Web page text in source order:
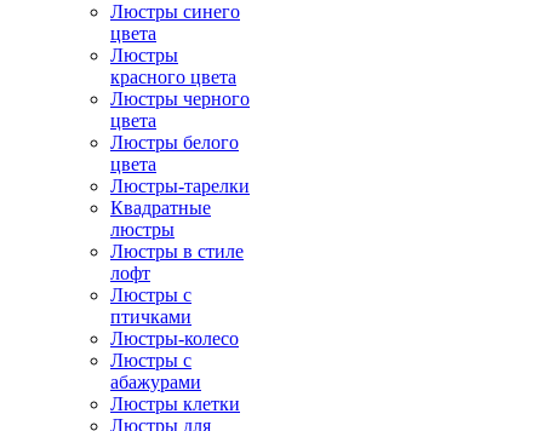
Люстры синего
цвета
Люстры
красного цвета
Люстры черного
цвета
Люстры белого
цвета
Люстры-тарелки
Квадратные
люстры
Люстры в стиле
лофт
Люстры с
птичками
Люстры-колесо
Люстры с
абажурами
Люстры клетки
Люстры для